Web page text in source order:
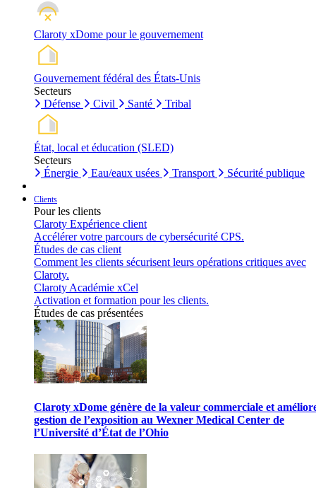
Claroty xDome pour le gouvernement
Gouvernement fédéral des États-Unis
Secteurs
Défense
Civil Santé Tribal
État, local et éducation (SLED)
Secteurs
Énergie
Eau/eaux usées Transport Sécurité publique
Clients
Pour les clients
Claroty Expérience client
Accélérer votre parcours de cybersécurité CPS.
Études de cas client
Comment les clients sécurisent leurs opérations critiques avec
Claroty.
Claroty Académie xCel
Activation et formation pour les clients.
Études de cas présentées
Claroty xDome génère de la valeur commerciale et
gestion de l’exposition au Wexner Medical Center de
l’Université d’État de l’Ohio